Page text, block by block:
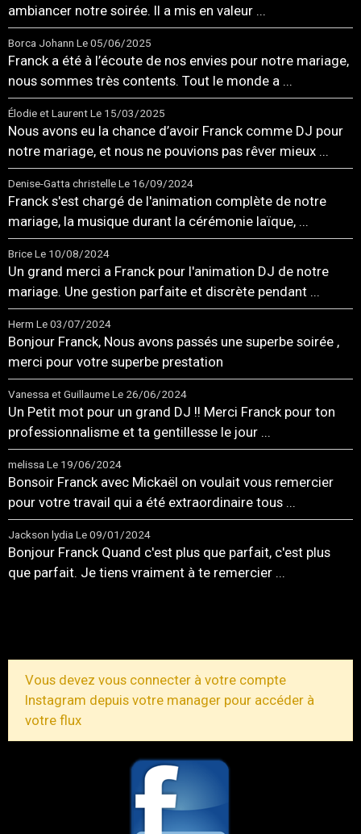
ambiancer notre soirée. Il a mis en valeur ...
Borca Johann Le 05/06/2025
Franck a été à l’écoute de nos envies pour notre mariage,
nous sommes très contents. Tout le monde a ...
Élodie et LaurentLe 15/03/2025
Nous avons eu la chance d’avoir Franck comme DJ pour
notre mariage, et nous ne pouvions pas rêver mieux ...
Denise-Gatta christelleLe 16/09/2024
Franck s'est chargé de l'animation complète de notre
mariage, la musique durant la cérémonie laïque, ...
BriceLe 10/08/2024
Un grand merci a Franck pour l'animation DJ de notre
mariage. Une gestion parfaite et discrète pendant ...
Herm Le 03/07/2024
Bonjour Franck, Nous avons passés une superbe soirée ,
merci pour votre superbe prestation
Vanessa et GuillaumeLe 26/06/2024
Un Petit mot pour un grand DJ !! Merci Franck pour ton
professionnalisme et ta gentillesse le jour ...
melissaLe 19/06/2024
Bonsoir Franck avec Mickaël on voulait vous remercier
pour votre travail qui a été extraordinaire tous ...
Jackson lydiaLe 09/01/2024
Bonjour Franck Quand c'est plus que parfait, c'est plus
que parfait. Je tiens vraiment à te remercier ...
Vous devez vous connecter à votre compte
Instagram depuis votre manager pour accéder à
votre flux